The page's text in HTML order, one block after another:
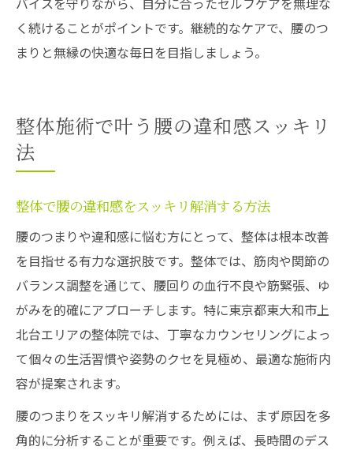
く続けることがポイントです。継続的なケアで、腰のつ
まりと無縁の快適な毎日を目指しましょう。
整体施術で叶う腰の違和感スッキリ
法
整体で腰の違和感をスッキリ解消する方法
腰のつまりや違和感に悩む方にとって、整体は根本改善
を目指せる有力な選択肢です。整体では、筋肉や関節の
バランス調整を通じて、腰回りの血行不良や筋緊張、ゆ
がみを的確にアプローチします。特に東京都東大和市上
北台エリアの整体院では、丁寧なカウンセリングによっ
て個々の生活習慣や姿勢のクセを見極め、最適な施術内
容が提案されます。
腰のつまりをスッキリ解消するためには、まず原因を多
角的に分析することが重要です。例えば、長時間のデス